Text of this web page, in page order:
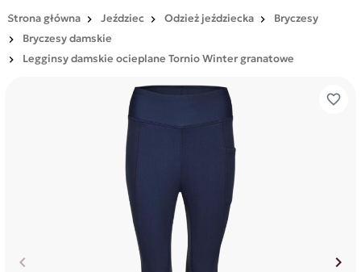
Strona główna Jeździec Odzież jeździecka
Bryczesy
Bryczesy damskie
Legginsy damskie ocieplane Tornio Winter granatowe
favorite_border
keyboard_arrow_left keyboard_arrow_right